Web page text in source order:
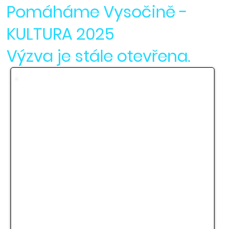
Pomáháme Vysočině -
KULTURA 2025
Výzva je stále otevřena.